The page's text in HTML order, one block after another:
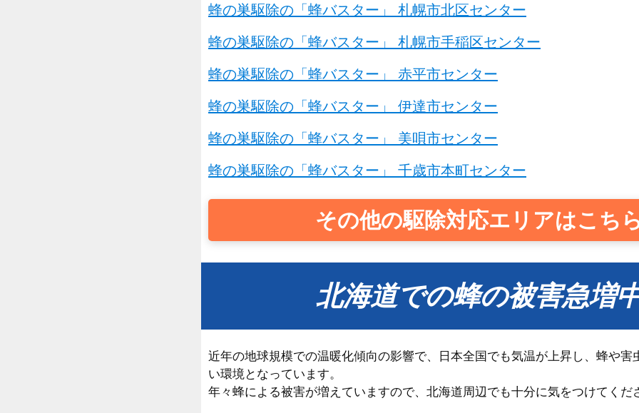
蜂の巣駆除の「蜂バスター」 札幌市北区センター
蜂の巣駆除の「蜂バスター」 札幌市手稲区センター
蜂の巣駆除の「蜂バスター」 赤平市センター
蜂の巣駆除の「蜂バスター」 伊達市センター
蜂の巣駆除の「蜂バスター」 美唄市センター
蜂の巣駆除の「蜂バスター」 千歳市本町センター
その他の駆除対応エリアはこち
北海道での蜂の被害急増
近年の地球規模での温暖化傾向の影響で、日本全国でも気温が上昇し、蜂や害
い環境となっています。
年々蜂による被害が増えていますので、北海道周辺でも十分に気をつけてくだ